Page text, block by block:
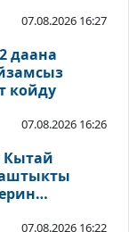
07.08.2026 16:27
даана
койду
07.08.2026 16:26
Кытай
07.08.2026 16:22